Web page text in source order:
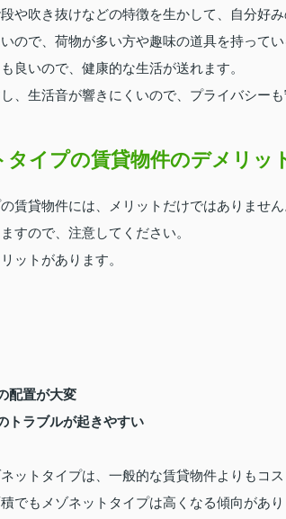
や吹き抜けなどの特徴を生かして、自分好
ので、荷物が多い方や趣味の道具を持ってい
良いので、健康的な生活が送れます。
、生活音が響きにくいので、プライバシーも
タイプの賃貸物件のデメリッ
賃貸物件には、メリットだけではありません
すので、注意してください。
ットがあります。
配置が大変
トラブルが起きやすい
ットタイプは、一般的な賃貸物件よりもコス
でもメゾネットタイプは高くなる傾向があり